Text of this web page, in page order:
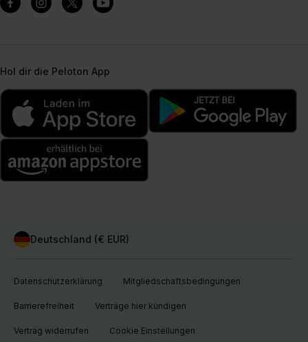
Hol dir die Peloton App
Deutschland (€ EUR)
Datenschutzerklärung Mitgliedschaftsbedingungen
Barrierefreiheit Verträge hier kündigen
Vertrag widerrufen Cookie Einstellungen